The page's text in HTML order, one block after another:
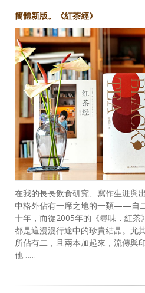
簡體新版。《紅茶經》
在我的長長飲食研究、寫作生涯與
中格外佔有一席之地的一類——自
十年，而從2005年的《尋味．紅茶
都是這漫漫行途中的珍貴結晶。尤
所佔有二，且兩本加起來，流傳與
他……